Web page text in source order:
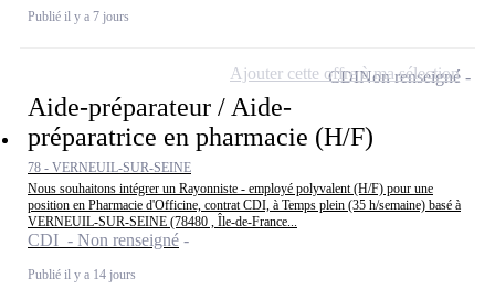
Publié il y a 7 jours
Aide-préparateur / Aide-
préparatrice en pharmacie (H/F)
78 - VERNEUIL-SUR-SEINE
Nous souhaitons intégrer un Rayonniste - employé polyvalent (H/F) pour une
position en Pharmacie d'Officine, contrat CDI, à Temps plein (35 h/semaine) basé à
VERNEUIL-SUR-SEINE (78480 , Île-de-France...
CDI - Non renseigné
Publié il y a 14 jours
CDINon renseigné
Ajouter cette offre à ma sélection